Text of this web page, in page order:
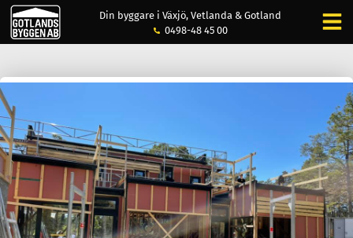
Din byggare i Växjö, Vetlanda & Gotland
0498-48 45 00